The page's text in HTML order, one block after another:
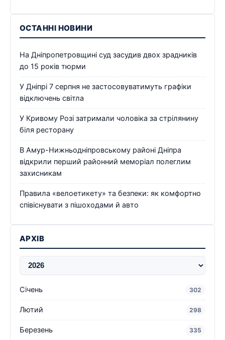
ОСТАННІ НОВИНИ
На Дніпропетровщині суд засудив двох зрадників
до 15 років тюрми
У Дніпрі 7 серпня не застосовуватимуть графіки
відключень світла
У Кривому Розі затримали чоловіка за стрілянину
біля ресторану
В Амур-Нижньодніпровському районі Дніпра
відкрили перший районний меморіал полеглим
захисникам
Правила «велоетикету» та безпеки: як комфортно
співіснувати з пішоходами й авто
АРХІВ
Січень 302
Лютий 298
Березень 335